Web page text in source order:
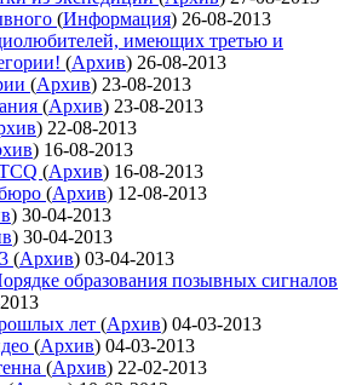
(Информация) 26-08-2013
имеющих третью и
(Архив) 26-08-2013
(Архив) 23-08-2013
(Архив) 23-08-2013
) 22-08-2013
) 16-08-2013
(Архив) 16-08-2013
(Архив) 12-08-2013
) 30-04-2013
) 30-04-2013
(Архив) 03-04-2013
образования позывных сигналов
лет (Архив) 04-03-2013
(Архив) 04-03-2013
(Архив) 22-02-2013